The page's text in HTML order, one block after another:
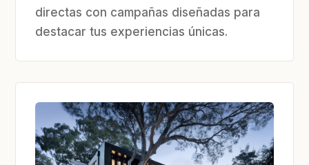
directas con campañas diseñadas para
destacar tus experiencias únicas.